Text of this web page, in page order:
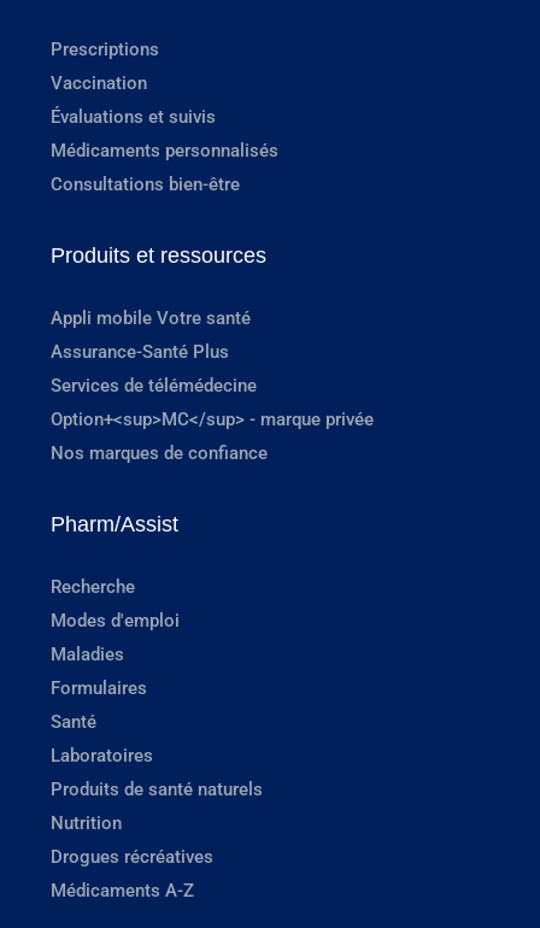
Prescriptions
Vaccination
Évaluations et suivis
Médicaments personnalisés
Consultations bien-être
Produits et ressources
Appli mobile Votre santé
Assurance-Santé Plus
Services de télémédecine
Option+<sup>MC</sup> - marque privée
Nos marques de confiance
Pharm/Assist
Recherche
Modes d'emploi
Maladies
Formulaires
Santé
Laboratoires
Produits de santé naturels
Nutrition
Drogues récréatives
Médicaments A-Z